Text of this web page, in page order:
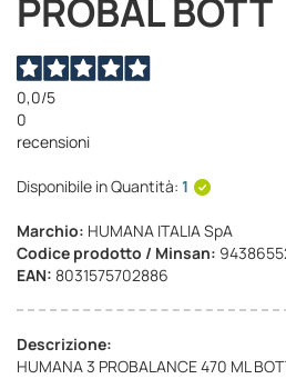
PROBAL BOTT
0,0/5
0
recensioni
Disponibile in Quantità: 1
Marchio: HUMANA ITALIA SpA
Codice prodotto / Minsan:
EAN: 8031575702886
Descrizione:
HUMANA 3 PROBALANCE 470 ML
galleria
immagini